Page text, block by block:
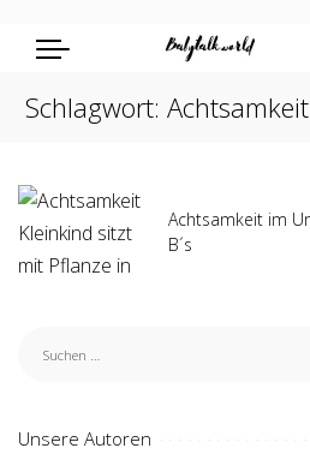
Schlagwort:
Achtsamkeit im
B´s
Unsere Autoren